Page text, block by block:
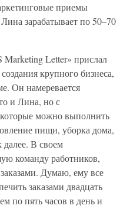
приемы
зарабатывает по 50–70
Letter» прислал
крупного бизнеса,
Он намеревается
и Лина, но с
можно выполнить
пищи, уборка дома,
В своем
команду работников,
Думаю, ему все
заказами двадцать
по пять часов в день и